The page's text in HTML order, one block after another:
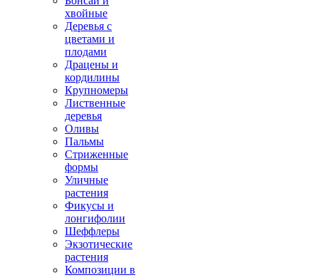
хвойные
Деревья с
цветами и
плодами
Драцены и
кордилины
Крупномеры
Лиственные
деревья
Оливы
Пальмы
Стриженные
формы
Уличные
растения
Фикусы и
лонгифолии
Шеффлеры
Экзотические
растения
Композиции в